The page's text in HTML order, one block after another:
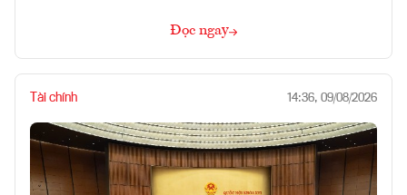
Đọc ngay
Tài chính 14:36, 09/08/2026